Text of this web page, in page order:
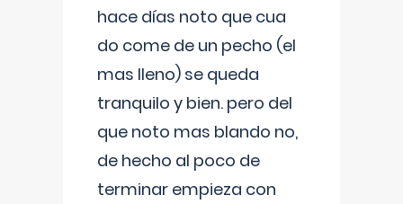
hace días noto que cua
do come de un pecho (el
mas lleno) se queda
tranquilo y bien. pero del
que noto mas blando no,
de hecho al poco de
terminar empieza con